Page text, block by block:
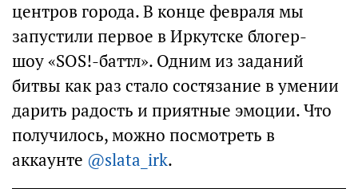
центров города. В конце февраля мы
запустили первое в Иркутске блогер-
шоу «SOS!-баттл». Одним из заданий
битвы как раз стало состязание в умении
дарить радость и приятные эмоции. Что
получилось, можно посмотреть в
аккаунте @slata_irk.